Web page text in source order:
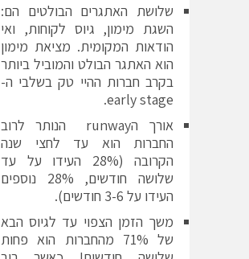
שלושת האתגרים הבולטים הם:
השגת מימון, גיוס לקוחות, ואי
הודאות המקומית. מציאת מימון
הוא האתגר הבולט והמוביל ביותר
בקרב חברות ההיי טק בשלבי ה-
early stage.
אורך הrunway הנותר לרוב
החברות הוא עד לחצי שנה
הקרובה (28% העידו על עד
שלושה חודשים, 28% נוספים
העידו על 3-6 חודשים).
משך הזמן הצפוי עד לגיוס הבא
של 71% מהחברות הוא פחות